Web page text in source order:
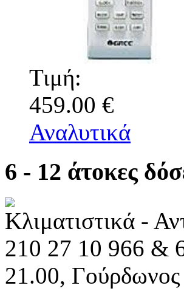
Τιμή:
459.00 €
Αναλυτικά
6 - 12 άτοκες
Κλιματιστικά -
210 27 10 966 &
21.00,